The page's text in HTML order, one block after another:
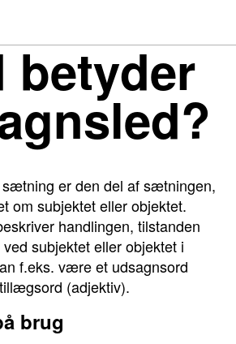
betyder
er den del af sætningen,
om subjektet eller objektet.
handlingen, tilstanden
subjektet eller objektet i
f.eks. være et udsagnsord
(adjektiv).
brug